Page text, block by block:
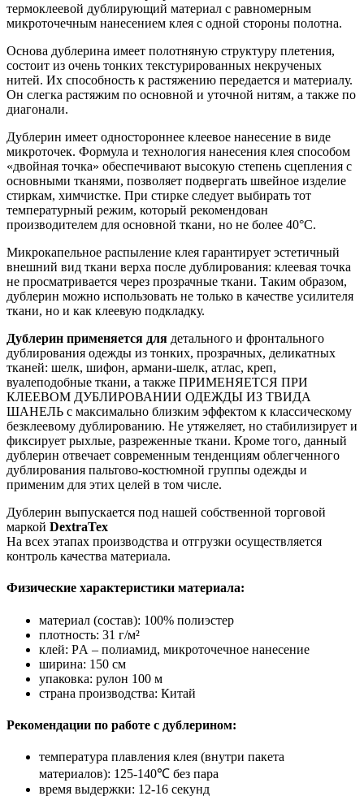
термоклеевой дублирующий материал с равномерным
микроточечным нанесением клея с одной стороны полотна.
Основа дублерина имеет полотняную структуру плетения,
состоит из очень тонких текстурированных некрученых
нитей. Их способность к растяжению передается и материалу.
Он слегка растяжим по основной и уточной нитям, а также по
диагонали.
Дублерин имеет одностороннее клеевое нанесение в виде
микроточек. Формула и технология нанесения клея способом
«двойная точка» обеспечивают высокую степень сцепления с
основными тканями, позволяет подвергать швейное изделие
стиркам, химчистке. При стирке следует выбирать тот
температурный режим, который рекомендован
производителем для основной ткани, но не более 40°С.
Микрокапельное распыление клея гарантирует эстетичный
внешний вид ткани верха после дублирования: клеевая точка
не просматривается через прозрачные ткани. Таким образом,
дублерин можно использовать не только в качестве усилителя
ткани, но и как клеевую подкладку.
Дублерин применяется для детального и фронтального
дублирования одежды из тонких, прозрачных, деликатных
тканей: шелк, шифон, армани-шелк, атлас, креп,
вуалеподобные ткани, а также ПРИМЕНЯЕТСЯ ПРИ
КЛЕЕВОМ ДУБЛИРОВАНИИ ОДЕЖДЫ ИЗ ТВИДА
ШАНЕЛЬ с максимально близким эффектом к классическому
безклеевому дублированию. Не утяжеляет, но стабилизирует и
фиксирует рыхлые, разреженные ткани. Кроме того, данный
дублерин отвечает современным тенденциям облегченного
дублирования пальтово-костюмной группы одежды и
применим для этих целей в том числе.
Дублерин выпускается под нашей собственной торговой
маркой DextraTex
На всех этапах производства и отгрузки осуществляется
контроль качества материала.
Физические характеристики материала:
материал (состав): 100% полиэстер
плотность: 31 г/м²
клей: PА – полиамид, микроточечное нанесение
ширина: 150 см
упаковка: рулон 100 м
страна производства: Китай
Рекомендации по работе с дублерином:
температура плавления клея (внутри пакета
материалов): 125-140℃ без пара
время выдержки: 12-16 секунд